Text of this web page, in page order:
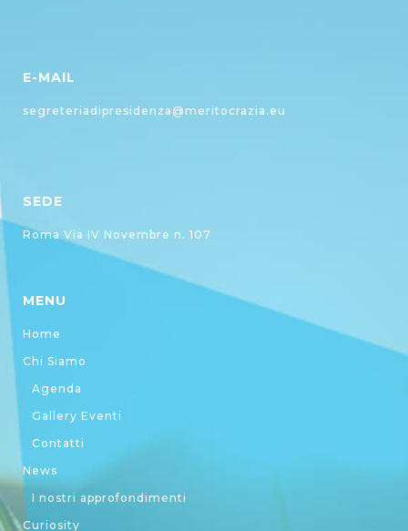
E-MAIL
segreteriadipresidenza@meritocrazia.eu
SEDE
Roma Via IV Novembre n. 107
MENU
Home
Chi Siamo
Agenda
Gallery Eventi
Contatti
News
I nostri approfondimenti
Curiosity